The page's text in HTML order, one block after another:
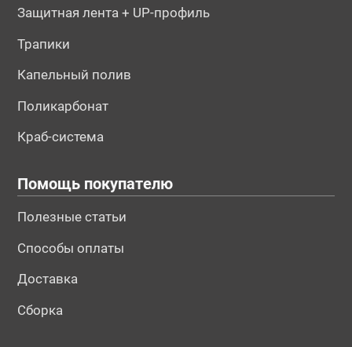
Защитная лента + UP-профиль
Трапики
Капельный полив
Поликарбонат
Краб-система
Помощь покупателю
Полезные статьи
Способы оплаты
Доставка
Сборка